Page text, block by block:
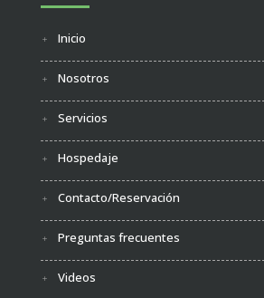
Inicio
Nosotros
Servicios
Hospedaje
Contacto/Reservación
Preguntas frecuentes
Videos